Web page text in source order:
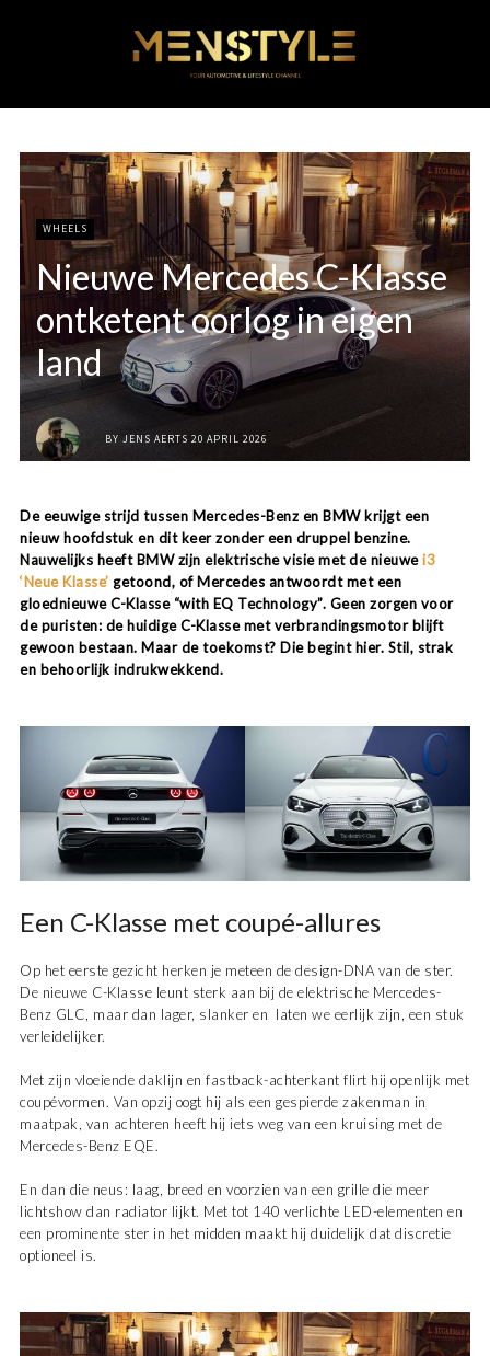
WHEELS
Nieuwe Mercedes C-Klasse
ontketent oorlog in eigen
land
BY JENS AERTS 20 APRIL 2026
De eeuwige strijd tussen Mercedes-Benz en BMWkrijgt een
nieuw hoofdstuk en dit keer zonder een druppel benzine.
Nauwelijks heeft BMW zijn elektrische visie met de nieuwei3
‘Neue Klasse’ getoond, of Mercedes antwoordt met een
gloednieuwe C-Klasse “with EQ Technology”. Geen zorgen voor
de puristen: de huidige C-Klasse met verbrandingsmotor blijft
gewoon bestaan. Maar de toekomst? Die begint hier. Stil, strak
en behoorlijk indrukwekkend.
Een C-Klasse met coupé-allures
Op het eerste gezicht herken je meteen de design-DNA van de ster.
De nieuwe C-Klasse leunt sterk aan bij de elektrische Mercedes-
Benz GLC , maar dan lager, slanker en laten we eerlijk zijn, een stuk
verleidelijker.
Met zijn vloeiende daklijn en fastback-achterkant flirt hij openlijk met
coupévormen. Van opzij oogt hij als een gespierde zakenman in
maatpak, van achteren heeft hij iets weg van een kruising met de
Mercedes-Benz EQE.
En dan die neus: laag, breed en voorzien van een grille die meer
lichtshow dan radiator lijkt. Met tot 140 verlichte LED-elementen en
een prominente ster in het midden maakt hij duidelijk dat discretie
optioneel is.